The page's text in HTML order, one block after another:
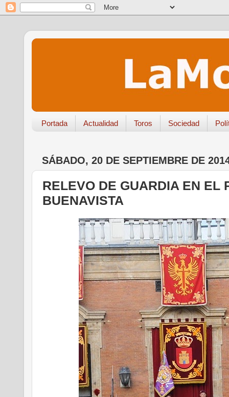
Portada Actualidad Toros Sociedad
SÁBADO, 20 DE SEPTIEMBRE DE
RELEVO DE GUARDIA EN EL
BUENAVISTA